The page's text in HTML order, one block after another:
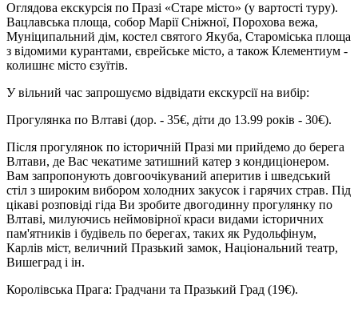
Оглядова екскурсія по Празі «Старе місто» (у вартості туру).
Вацлавська площа, собор Марії Сніжної, Порохова вежа,
Муніципальний дім, костел святого Якуба, Староміська площа
з відомими курантами, єврейське місто, а також Клементиум -
колишнє місто єзуїтів.
У вільний час запрошуємо відвідати екскурсії на вибір:
Прогулянка по Влтаві (дор. - 35€, діти до 13.99 років - 30€).
Після прогулянок по історичній Празі ми прийдемо до берега
Влтави, де Вас чекатиме затишний катер з кондиціонером.
Вам запропонують довгоочікуваний аперитив і шведський
стіл з широким вибором холодних закусок і гарячих страв. Під
цікаві розповіді гіда Ви зробите двогодинну прогулянку по
Влтаві, милуючись неймовірної краси видами історичних
пам'ятників і будівель по берегах, таких як Рудольфінум,
Карлів міст, величний Празький замок, Національний театр,
Вишеград і ін.
Королівська Прага: Градчани та Празький Град (19€).